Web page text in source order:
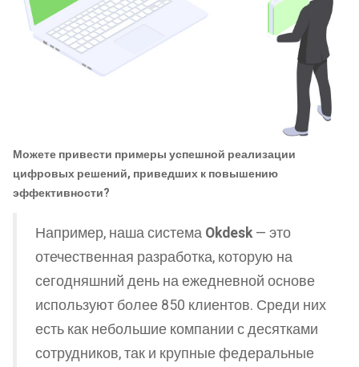
Можете привести примеры успешной реализации
цифровых решений, приведших к повышению
эффективности?
Например, наша система Okdesk— это
отечественная разработка, которую на
сегодняшний день на ежедневной основе
используют более 850 клиентов. Среди них
есть как небольшие компании с десятками
сотрудников, так и крупные федеральные